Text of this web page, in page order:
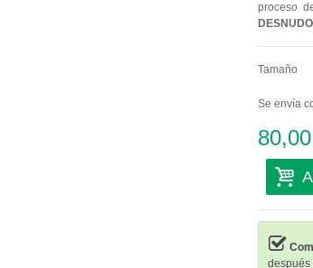
proceso
Tamaño
Se envía
después